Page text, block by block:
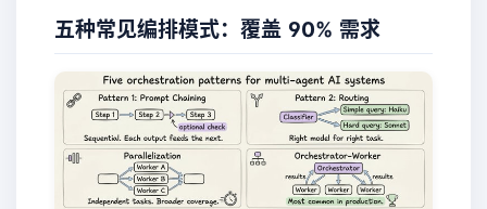
五种常见编排模式：覆盖 90% 需求